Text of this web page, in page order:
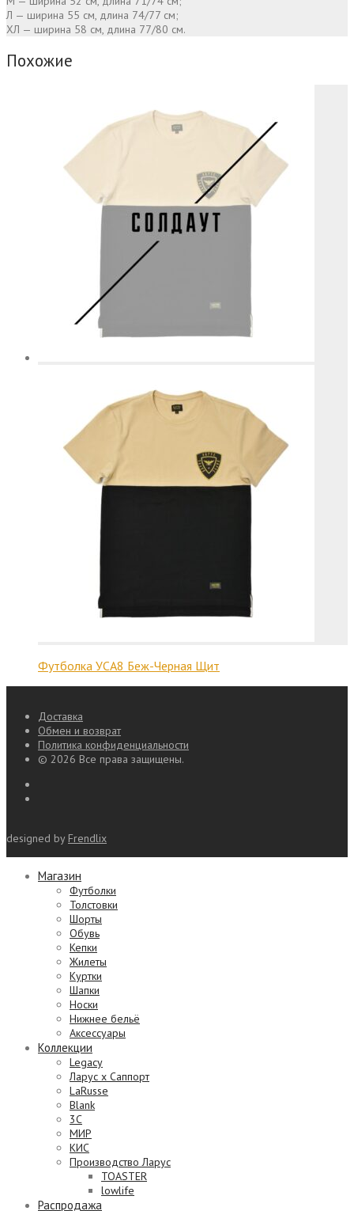
Л — ширина 55 см, длина 74/77 см;
ХЛ — ширина 58 см, длина 77/80 см.
Похожие
Футболка УСА8 Беж-Черная Щит
Доставка
Обмен и возврат
Политика конфиденциальности
© 2026 Все права защищены.
designed by Frendlix
Магазин
Футболки
Толстовки
Шорты
Обувь
Кепки
Жилеты
Куртки
Шапки
Носки
Нижнее бельё
Аксессуары
Коллекции
Legacy
Ларус х Саппорт
LaRusse
Blank
3C
МИР
КИС
Производство Ларус
TOASTER
lowlife
Распродажа